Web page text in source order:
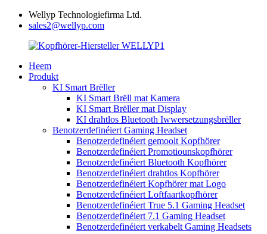
Wellyp Technologiefirma Ltd.
sales2@wellyp.com
Heem
Produkt
KI Smart Brëller
KI Smart Brëll mat Kamera
KI Smart Brëller mat Display
KI drahtlos Bluetooth Iwwersetzungsbrëller
Benotzerdefinéiert Gaming Headset
Benotzerdefinéiert gemoolt Kopfhörer
Benotzerdefinéiert Promotiounskopfhörer
Benotzerdefinéiert Bluetooth Kopfhörer
Benotzerdefinéiert drahtlos Kopfhörer
Benotzerdefinéiert Kopfhörer mat Logo
Benotzerdefinéiert Loftfaartkopfhörer
Benotzerdefinéiert True 5.1 Gaming Headset
Benotzerdefinéiert 7.1 Gaming Headset
Benotzerdefinéiert verkabelt Gaming Headsets